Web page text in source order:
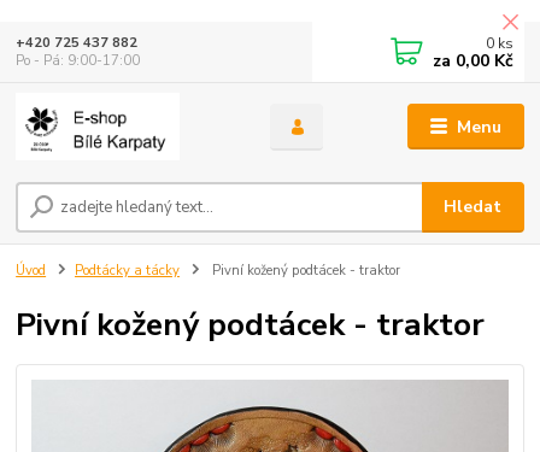
Menu
Hledat
+420 725 437 882
Po - Pá: 9:00-17:00
0 ks
za 0,00 Kč
Úvod Podtácky a tácky Pivní kožený podtácek - traktor
Pivní kožený podtácek - traktor